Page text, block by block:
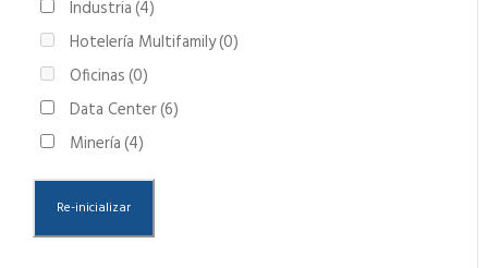
Industria(4)
Hotelería Multifamily(0)
Oficinas(0)
Data Center(6)
Minería(4)
Re-inicializar